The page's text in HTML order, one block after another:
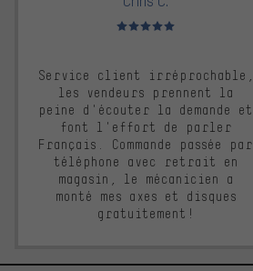
Note moyenne : 5 sur 5
Service client irréprochable,
les vendeurs prennent la
peine d'écouter la demande et
font l'effort de parler
Français. Commande passée par
téléphone avec retrait en
magasin, le mécanicien a
monté mes axes et disques
gratuitement!